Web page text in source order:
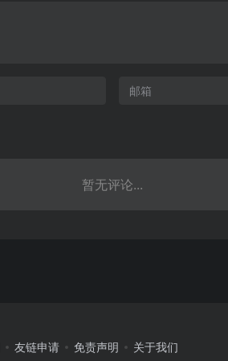
暂无评论...
友链申请 免责声明 关于我们